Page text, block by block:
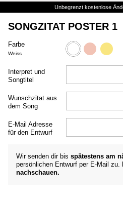
Unbegrenzt kostenlose
SONGZITAT POSTER 1
Farbe
Weiss
weiss rosa gelb
Interpret und
Songtitel
Wunschzitat aus
dem Song
E-Mail Adresse
für den Entwurf
Wir senden dir bis spätestens am
persönlichen Entwurf per E-Mail zu.
nachschauen.